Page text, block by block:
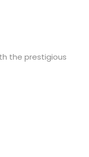
the prestigious